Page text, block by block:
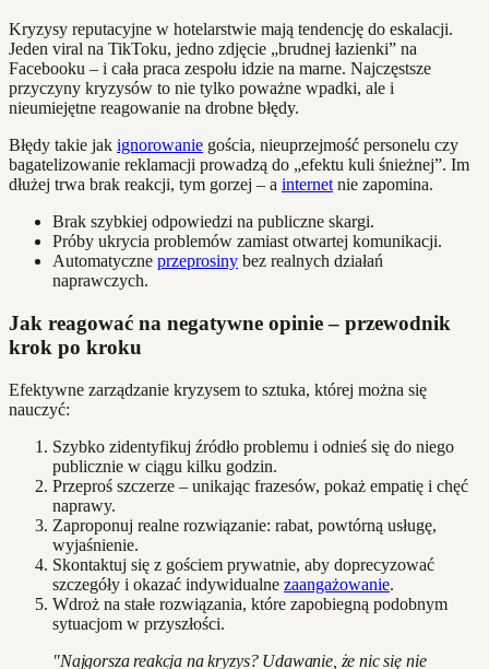
Kryzysy reputacyjne w hotelarstwie mają tendencję do eskalacji.
Jeden viral na TikToku, jedno zdjęcie „brudnej łazienki” na
Facebooku – i cała praca zespołu idzie na marne. Najczęstsze
przyczyny kryzysów to nie tylko poważne wpadki, ale i
nieumiejętne reagowanie na drobne błędy.
Błędy takie jak ignorowanie gościa, nieuprzejmość personelu czy
bagatelizowanie reklamacji prowadzą do „efektu kuli śnieżnej”. Im
dłużej trwa brak reakcji, tym gorzej – a internetnie zapomina.
Brak szybkiej odpowiedzi na publiczne skargi.
Próby ukrycia problemów zamiast otwartej komunikacji.
Automatyczne przeprosiny bez realnych działań
naprawczych.
Jak reagować na negatywne opinie – przewodnik
krok po kroku
Efektywne zarządzanie kryzysem to sztuka, której można się
nauczyć:
Szybko zidentyfikuj źródło problemu i odnieś się do niego
publicznie w ciągu kilku godzin.
Przeproś szczerze – unikając frazesów, pokaż empatię i chęć
naprawy.
Zaproponuj realne rozwiązanie: rabat, powtórną usługę,
wyjaśnienie.
Skontaktuj się z gościem prywatnie, aby doprecyzować
szczegóły i okazać indywidualne zaangażowanie.
Wdroż na stałe rozwiązania, które zapobiegną podobnym
sytuacjom w przyszłości.
"Najgorsza reakcja na kryzys? Udawanie, że nic się nie